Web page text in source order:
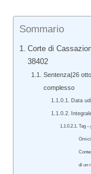
Sommario
Corte di
38402
Sentenza|26
complesso
Data
Tag –
di un